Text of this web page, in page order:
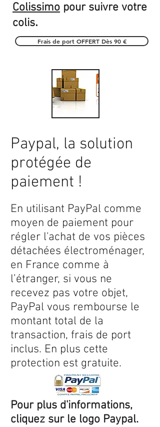
Colissimo pour suivre votre
colis.
Frais de port OFFERT Dès 90 €
Paypal, la solution
protégée de
paiement !
En utilisant PayPal comme
moyen de paiement pour
régler l'achat de vos pièces
détachées électroménager,
en France comme à
l’étranger, si vous ne
recevez pas votre objet,
PayPal vous rembourse le
montant total de la
transaction, frais de port
inclus. En plus cette
protection est gratuite.
Pour plus d'informations,
cliquez sur le logo Paypal.